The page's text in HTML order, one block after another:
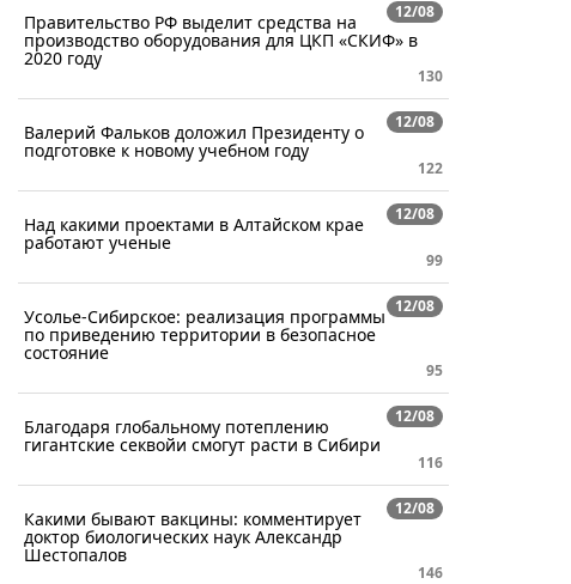
12/08
Правительство РФ выделит средства на
производство оборудования для ЦКП «СКИФ» в
2020 году
130
12/08
Валерий Фальков доложил Президенту о
подготовке к новому учебном году
122
12/08
Над какими проектами в Алтайском крае
работают ученые
99
12/08
Усолье-Сибирское: реализация программы
по приведению территории в безопасное
состояние
95
12/08
Благодаря глобальному потеплению
гигантские секвойи смогут расти в Сибири
116
12/08
Какими бывают вакцины: комментирует
доктор биологических наук Александр
Шестопалов
146